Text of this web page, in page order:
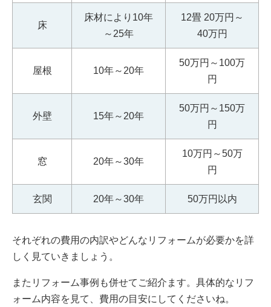
床
床材により10年
～25年
12畳 20万円～
40万円
屋根 10年～20年
50万円～100万
円
外壁 15年～20年
50万円～150万
円
窓 20年～30年
10万円～50万
円
玄関 20年～30年 50万円以内
それぞれの費用の内訳やどんなリフォームが必要かを詳
しく見ていきましょう。
またリフォーム事例も併せてご紹介ます。具体的なリフ
ォーム内容を見て、費用の目安にしてくださいね。